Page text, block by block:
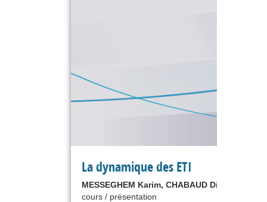
La dynamique des ETI
MESSEGHEM Karim, CHABAUD Didier
cours / présentation